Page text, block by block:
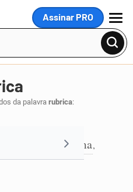
Assinar PRO
MENU
da palavra rubrica:
,firma,